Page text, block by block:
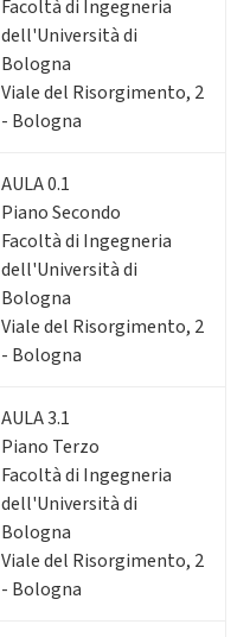
Facoltà di Ingegneria
dell'Università di
Bologna
Viale del Risorgimento, 2
- Bologna
AULA 0.1
Piano Secondo
Facoltà di Ingegneria
dell'Università di
Bologna
Viale del Risorgimento, 2
- Bologna
AULA 3.1
Piano Terzo
Facoltà di Ingegneria
dell'Università di
Bologna
Viale del Risorgimento, 2
- Bologna